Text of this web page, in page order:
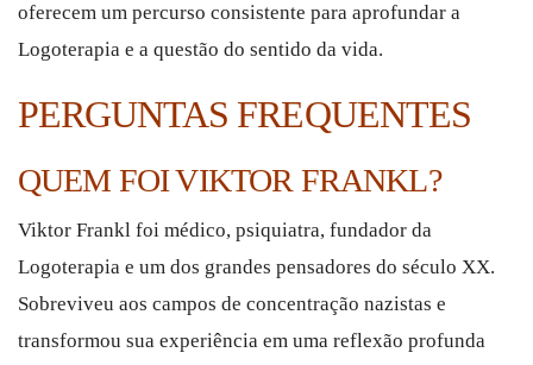
oferecem um percurso consistente para aprofundar a
Logoterapia e a questão do sentido da vida.
PERGUNTAS FREQUENTES
QUEM FOI VIKTOR FRANKL?
Viktor Frankl foi médico, psiquiatra, fundador da
Logoterapia e um dos grandes pensadores do século XX.
Sobreviveu aos campos de concentração nazistas e
transformou sua experiência em uma reflexão profunda